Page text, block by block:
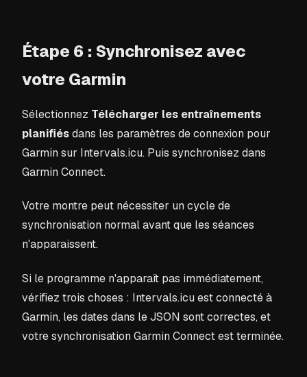
Étape 6 : Synchronisez avec
votre Garmin
Sélectionnez Télécharger les entraînements
planifiésdans les paramètres de connexion pour
Garmin sur Intervals.icu. Puis synchronisez dans
Garmin Connect.
Votre montre peut nécessiter un cycle de
synchronisation normal avant que les séances
n'apparaissent.
Si le programme n'apparaît pas immédiatement,
vérifiez trois choses : Intervals.icu est connecté à
Garmin, les dates dans le JSON sont correctes, et
votre synchronisation Garmin Connect est terminée.